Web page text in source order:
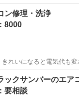
きな私服での勤務が可能
境です。 【医薬品や雑貨の配送
ン修理・洗浄
8000
れいになると電気代も変
用頂けます。 ※沖縄県北
いたい/助けたい
ックサンバーのエア
要相談